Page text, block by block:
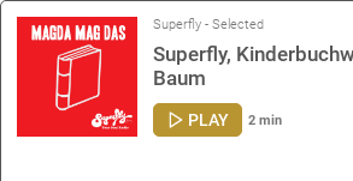
Superfly - Selected
Superfly,
Baum
PLAY 2 min